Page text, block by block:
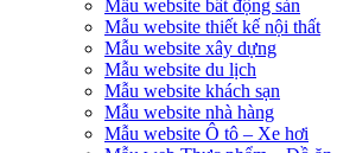
Mẫu website bất động sản
Mẫu website thiết kế nội thất
Mẫu website xây dựng
Mẫu website du lịch
Mẫu website khách sạn
Mẫu website nhà hàng
Mẫu website Ô tô – Xe hơi